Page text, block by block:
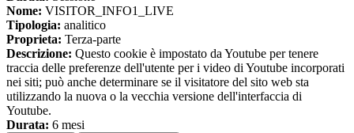
Nome: VISITOR_INFO1_LIVE
Tipologia: analitico
Proprieta: Terza-parte
Descrizione: Questo cookie è impostato da Youtube per tenere
traccia delle preferenze dell'utente per i video di Youtube incorporati
nei siti; può anche determinare se il visitatore del sito web sta
utilizzando la nuova o la vecchia versione dell'interfaccia di
Youtube.
Durata: 6 mesi